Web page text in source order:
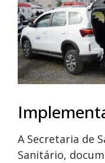
A Secretaria de
Sanitário,